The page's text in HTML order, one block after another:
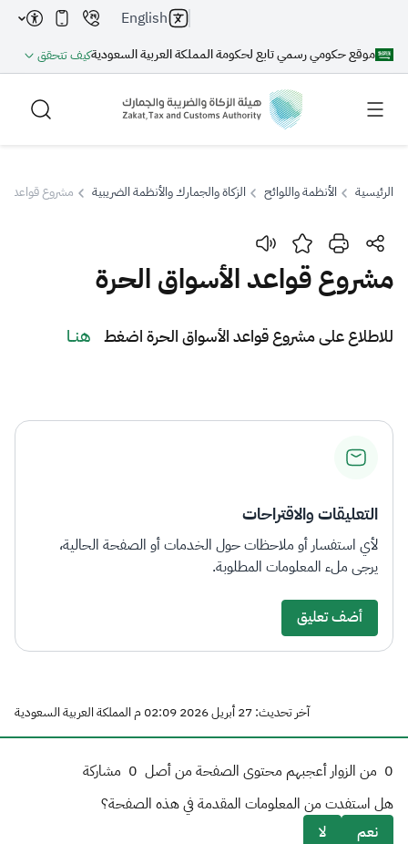
موقع حكومي رسمي تابع لحكومة المملكة العربية السعوديةكيف تتحقق
English
بحث
الرئيسية الأنظمة واللوائح الزكاة والجمارك والأنظمة الضريبية مشروع قواعد
مشروع قواعد الأسواق الحرة
​​​​للاطلاع على مشروع قواعد الأسواق الحرة اضغط هنــا​
التعليقات والاقتراحات
لأي استفسار أو ملاحظات حول الخدمات أو الصفحة الحالية،
يرجى ملء المعلومات المطلوبة.
أضف تعليق
آخر تحديث: 27 أبريل 2026 02:09 م المملكة العربية السعودية
0 من الزوار أعجبهم محتوى الصفحة من أصل 0 مشاركة
هل استفدت من المعلومات المقدمة في هذه الصفحة؟
نعم
لا